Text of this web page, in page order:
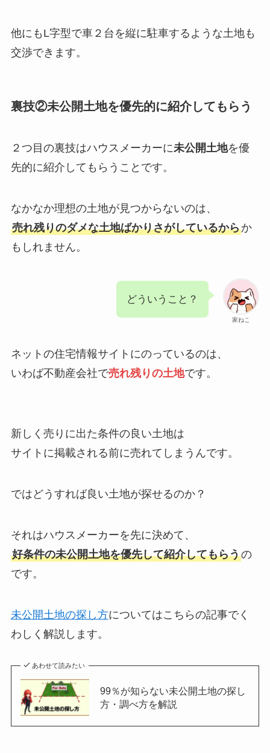
他にもL字型で車２台を縦に駐車するような土地も
交渉できます。
裏技②未公開土地を優先的に紹介してもらう
２つ目の裏技はハウスメーカーに未公開土地を優
先的に紹介してもらうことです。
なかなか理想の土地が見つからないのは、
売れ残りのダメな土地ばかりさがしているからか
もしれません。
家ねこ
どういうこと？
ネットの住宅情報サイトにのっているのは、
いわば不動産会社で売れ残りの土地です。
新しく売りに出た条件の良い土地は
サイトに掲載される前に売れてしまうんです。
ではどうすれば良い土地が探せるのか？
それはハウスメーカーを先に決めて、
好条件の未公開土地を優先して紹介してもらうの
です。
未公開土地の探し方についてはこちらの記事でく
わしく解説します。
あわせて読みたい
99％が知らない未公開土地の探し
方・調べ方を解説